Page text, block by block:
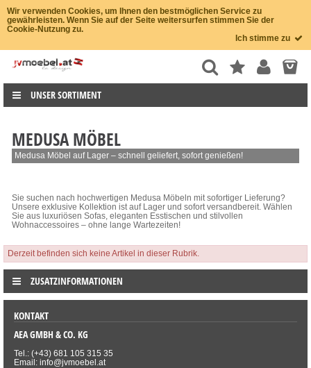
Wir verwenden Cookies, um Ihnen den bestmöglichen Service zu
gewährleisten. Wenn Sie auf der Seite weitersurfen stimmen Sie der
Cookie-Nutzung zu.
Ich stimme zu
UNSER SORTIMENT
MEDUSA MÖBEL
Medusa Möbel auf Lager – schnell geliefert, sofort genießen!
Sie suchen nach hochwertigen Medusa Möbeln mit sofortiger Lieferung?
Unsere exklusive Kollektion ist auf Lager und sofort versandbereit. Wählen
Sie aus luxuriösen Sofas, eleganten Esstischen und stilvollen
Wohnaccessoires – ohne lange Wartezeiten!
Derzeit befinden sich keine Artikel in dieser Rubrik.
ZUSATZINFORMATIONEN
KONTAKT
AEA GMBH & CO. KG
Tel.: (+43) 681 105 315 35
Email: info@jvmoebel.at